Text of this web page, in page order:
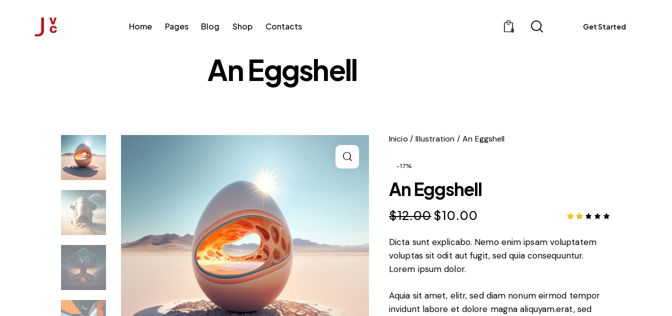
Home Pages Blog Shop Contacts 0 Get Started
An Eggshell
Inicio Illustration An Eggshell
-17%
An Eggshell
do
con
2.0
se
val
$12.00$10.00
Dicta sunt explicabo. Nemo enim ipsam voluptatem
voluptas sit odit aut fugit, sed quia consequuntur.
Lorem ipsum dolor.
Aquia sit amet, elitr, sed diam nonum eirmod tempor
invidunt labore et dolore magna aliquyam.erat, sed